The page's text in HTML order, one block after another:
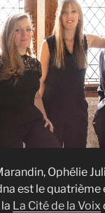
Ophélie
est le
La Cité de la Voix